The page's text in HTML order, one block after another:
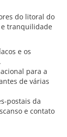
do litoral do
e tranquilidade
e os
para a
de várias
postais da
e contato